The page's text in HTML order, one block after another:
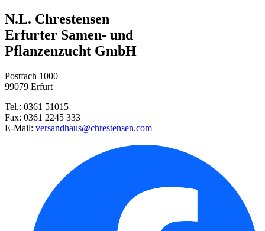
Substral® Osmocote® Langzeit D ...
Steckzwiebel Stuttgarter Riese ...
Zinnie Kalifornische Riesen Mi ...
Zinnie Dahlienblütige Mischung ...
Trompetenzunge Mischung
Statice Strandflieder Mischung ...
Steckzwiebel Red Karmen
Markerbse Gloriosa
Mittagsblumen Mischung
N.L. Chrestensen
Erfurter Samen- und
Pflanzenzucht GmbH
Postfach 1000
99079 Erfurt
Tel.: 0361 51015
Fax: 0361 2245 333
E-Mail: versandhaus@chrestensen.com